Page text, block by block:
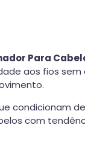
Para
aos fios
condicionam
com